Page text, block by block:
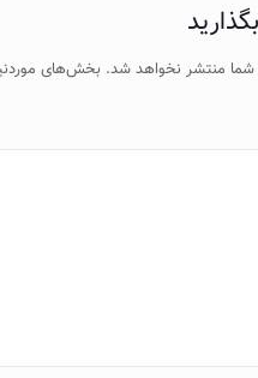
شما منتشر نخواهد شد. بخش‌های